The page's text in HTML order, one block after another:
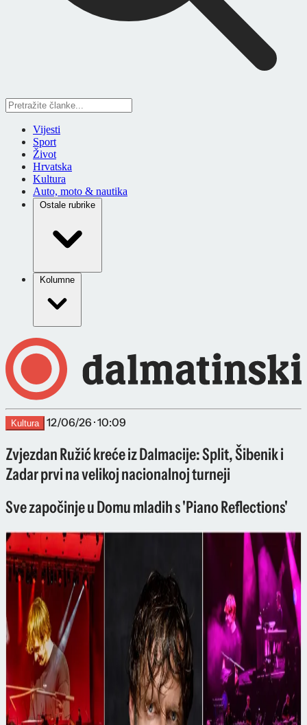
Vijesti
Sport
Život
Hrvatska
Kultura
Auto, moto & nautika
Ostale rubrike
Kolumne
Kultura 12/06/26 · 10:09
Zvjezdan Ružić kreće iz Dalmacije: Split, Šibenik i
Zadar prvi na velikoj nacionalnoj turneji
Sve započinje u Domu mladih s 'Piano Reflections'